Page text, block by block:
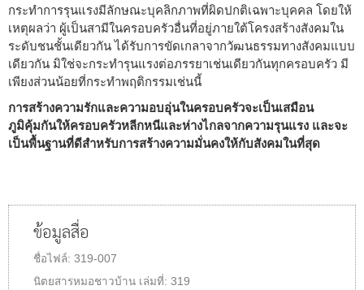
กระทำการรุนแรงมีลักษณะบุคลิกภาพที่ผิดปกติเฉพาะบุคคล โดยให้
เหตุผลว่า ผู้เป็นสามีในครอบครัวอื่นที่อยู่ภายใต้โครงสร้างสังคมใน
ระดับชนชั้นเดียวกัน ได้รับการขัดเกลาจากวัฒนธรรมทางสังคมแบบ
เดียวกัน มิใช่จะกระทำรุนแรงต่อภรรยาเช่นเดียวกันทุกครอบครัว มี
เพียงส่วนน้อยที่กระทำพฤติกรรมเช่นนี้
การสร้างความรักและความอบอุ่นในครอบครัวจะเป็นเสมือน
ภูมิคุ้มกันให้ครอบครัวหลีกหนีและห่างไกลจากความรุนแรง และจะ
เป็นพื้นฐานที่ดีสำหรับการสร้างความมั่นคงให้กับสังคมในที่สุด
ข้อมูลสื่อ
ชื่อไฟล์: 319-007
นิตยสารหมอชาวบ้าน เล่มที่: 319